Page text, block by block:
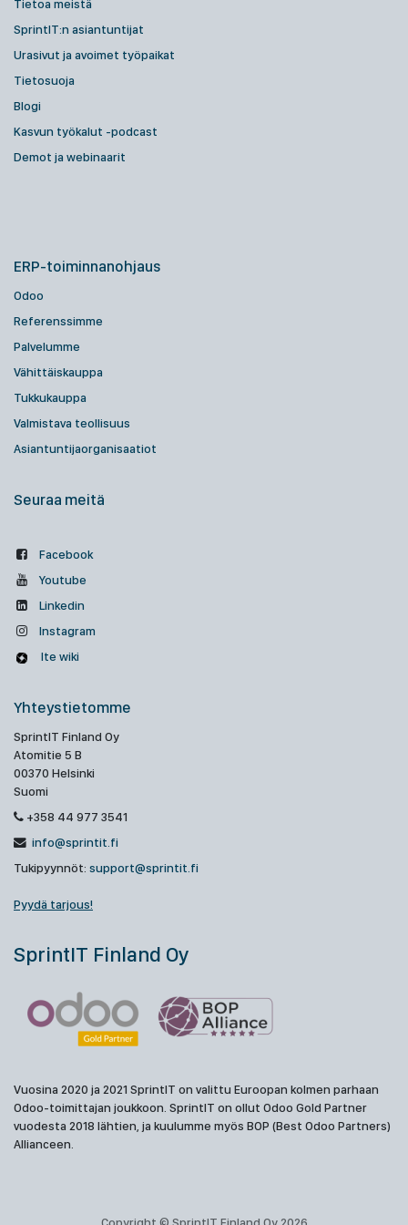
Tietoa meistä
SprintIT:n asiantuntijat
Urasivut ja avoimet työpaikat
Tietosuoja
Blogi
Kasvun työkalut -podcast
Demot ja webinaarit
ERP-toiminnanohjaus
Odoo
Referenssimme
Palvelumme
Vähittäiskauppa
Tukkukauppa
Valmistava teollisuus
Asiantuntijaorganisaatiot
Seuraa meitä
Facebook
Youtube
Linkedin
Instagram
Ite wiki
Yhteystietomme
SprintIT Finland Oy
Atomitie 5 B
00370 Helsinki
Suomi
+358 44 977 3541
info@sprintit.fi
Tukipyynnöt: support@sprintit.fi
Pyydä tarjous!
SprintIT Finland Oy
Vuosina 2020 ja 2021 SprintIT on valittu Euroopan kolmen parhaan
Odoo-toimittajan joukkoon. SprintIT on ollut Odoo Gold Partner
vuodesta 2018 lähtien, ja kuulumme myös BOP (Best Odoo Partners)
Allianceen.
Copyright © SprintIT Finland Oy 2026